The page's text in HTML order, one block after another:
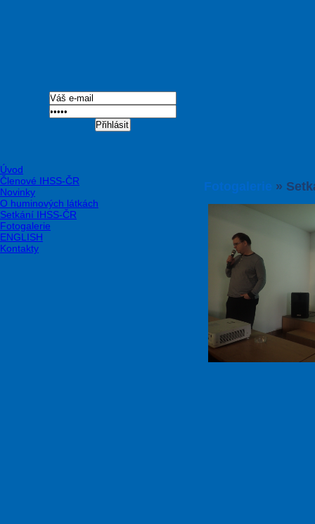
Přihlásit
Fotogalerie »
Úvod
Členové IHSS-ČR
Novinky
O huminových látkách
Setkání IHSS-ČR
Fotogalerie
ENGLISH
Kontakty